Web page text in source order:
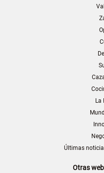
La
Últimas
Otras